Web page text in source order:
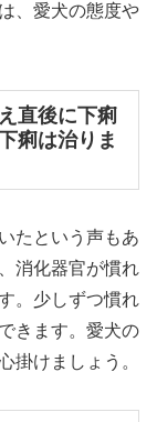
、愛犬の態度や
直後に下痢
痢は治りま
たという声もあ
消化器官が慣れ
。少しずつ慣れ
きます。愛犬の
掛けましょう。